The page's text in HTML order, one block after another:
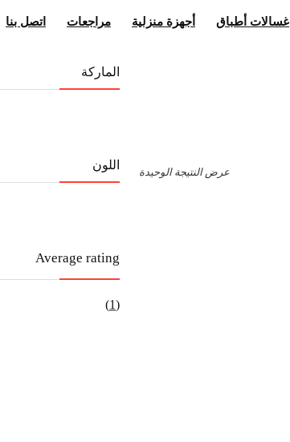
غسالات أطباق أجهزة منزلية مراجعات اتصل بنا
عرض النتيجة الوحيدة
الماركة
اللون
Average rating
(1)